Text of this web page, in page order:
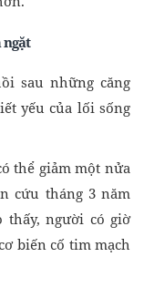
ngặt
sau những căng
yếu của lối sống
thể giảm một nửa
cứu tháng 3 năm
thấy, người có giờ
biến cố tim mạch